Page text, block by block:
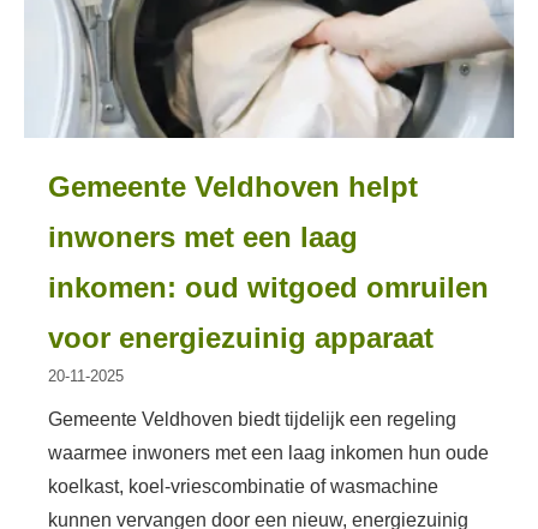
Gemeente Veldhoven helpt
inwoners met een laag
inkomen: oud witgoed omruilen
voor energiezuinig apparaat
20-11-2025
Gemeente Veldhoven biedt tijdelijk een regeling
waarmee inwoners met een laag inkomen hun oude
koelkast, koel-vriescombinatie of wasmachine
kunnen vervangen door een nieuw, energiezuinig